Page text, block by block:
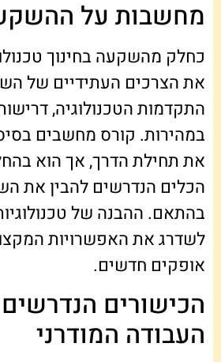
מחשבות על
כחלק מהשקעה בחינוך
את הצרכים העתידיים של
התקדמות הטכנולוגיה,
במהירות. קורס מחשבים
את תחילת הדרך, אך הוא
הכלים הנדרשים להבין את
בהתאם. ההבנה של
לשדרג את האפשרויות
אופקים חדשים.
הכישורים
העבודה המודרני